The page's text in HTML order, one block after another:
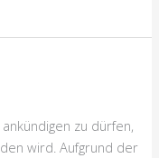
zu dürfen,
wird. Aufgrund der